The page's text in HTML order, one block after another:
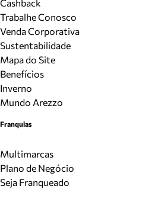
Cashback
Trabalhe Conosco
Venda Corporativa
Sustentabilidade
Mapa do Site
Benefícios
Inverno
Mundo Arezzo
Franquias
Multimarcas
Plano de Negócio
Seja Franqueado